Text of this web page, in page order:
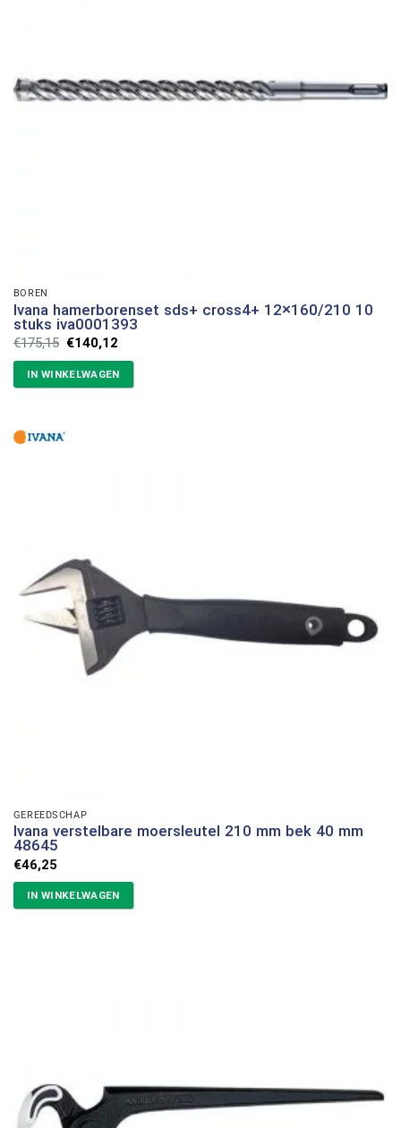
BOREN
Ivana hamerborenset sds+ cross4+ 12×160/210 10
stuks iva0001393
€175,15 Oorspronkelijke
was:
€175,15.
€140,12
is:
€140,12.
IN WINKELWAGEN
GEREEDSCHAP
Ivana verstelbare moersleutel 210 mm bek 40 mm
48645
€46,25
IN WINKELWAGEN